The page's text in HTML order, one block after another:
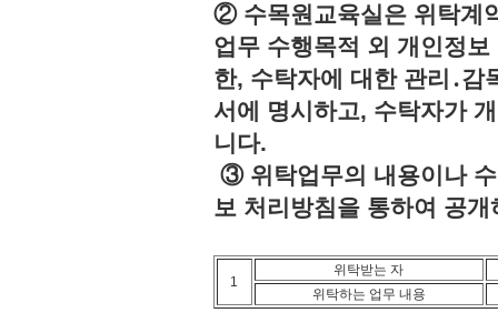
② 수목원교육실은 위탁계
업무 수행목적 외 개인정
한, 수탁자에 대한 관리․감
서에 명시하고, 수탁자가
니다.
③ 위탁업무의 내용이나
보 처리방침을 통하여 공
1
위탁받는 자
위탁하는 업무 내용